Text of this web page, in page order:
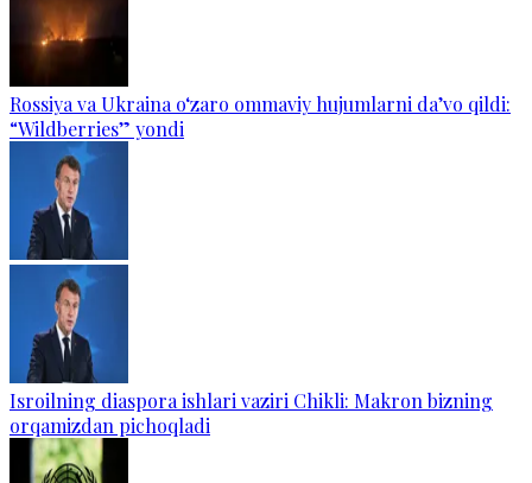
Rossiya va Ukraina o‘zaro ommaviy hujumlarni da’vo qildi:
“Wildberries” yondi
Isroilning diaspora ishlari vaziri Chikli: Makron bizning
orqamizdan pichoqladi